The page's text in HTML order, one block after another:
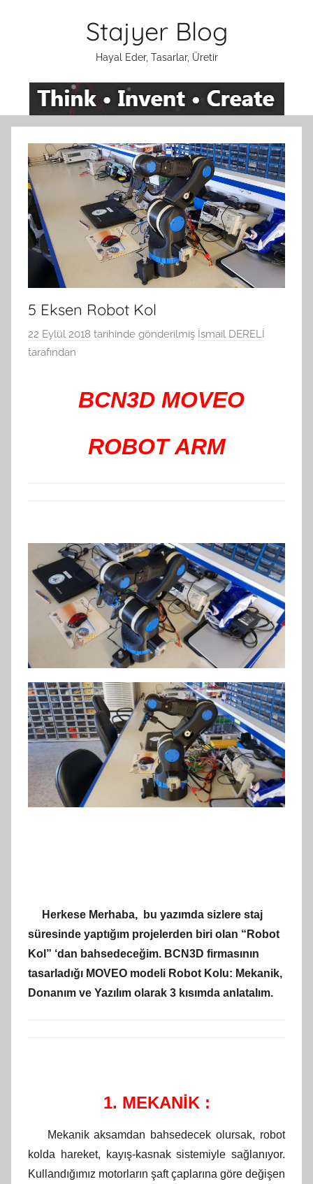
Stajyer Blog
Hayal Eder, Tasarlar, Üretir
5 Eksen Robot Kol
22 Eylül 2018 tarihinde gönderilmiş İsmail DERELİ
tarafından
BCN3D MOVEO
ROBOT ARM
Herkese Merhaba, bu yazımda sizlere staj
süresinde yaptığım projelerden biri olan “Robot
Kol” ‘dan bahsedeceğim. BCN3D firmasının
tasarladığı MOVEO modeli Robot Kolu: Mekanik,
Donanım ve Yazılım olarak 3 kısımda anlatalım.
1. MEKANİK :
Mekanik aksamdan bahsedecek olursak, robot
kolda hareket, kayış-kasnak sistemiyle sağlanıyor.
Kullandığımız motorların şaft çaplarına göre değişen